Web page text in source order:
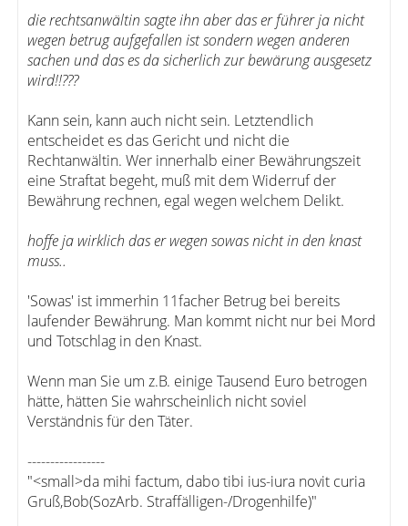
die rechtsanwältin sagte ihn aber das er führer ja nicht
wegen betrug aufgefallen ist sondern wegen anderen
sachen und das es da sicherlich zur bewärung ausgesetz
wird!!???
Kann sein, kann auch nicht sein. Letztendlich
entscheidet es das Gericht und nicht die
Rechtanwältin. Wer innerhalb einer Bewährungszeit
eine Straftat begeht, muß mit dem Widerruf der
Bewährung rechnen, egal wegen welchem Delikt.
hoffe ja wirklich das er wegen sowas nicht in den knast
muss..
'Sowas' ist immerhin 11facher Betrug bei bereits
laufender Bewährung. Man kommt nicht nur bei Mord
und Totschlag in den Knast.
Wenn man Sie um z.B. einige Tausend Euro betrogen
hätte, hätten Sie wahrscheinlich nicht soviel
Verständnis für den Täter.
-----------------
"<small>da mihi factum, dabo tibi ius-iura novit curia
Gruß,Bob(SozArb. Straffälligen-/Drogenhilfe)"